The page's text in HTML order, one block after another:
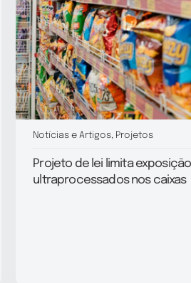
Notícias e Artigos, Projetos
Projeto de lei limita
ultraprocessados nos caixas